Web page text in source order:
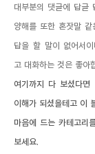
대부분의 댓글에 답글
양해를 또한 혼잣말
답을 할 말이 없어서
고 대화하는 것은 좋아
여기까지 다 보셨다면
이해가 되셨을테고 이
마음에 드는 카테고리
보세요.